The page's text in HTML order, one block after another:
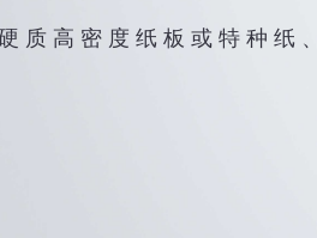
质 高 密 度 纸 板 或 特 种 纸